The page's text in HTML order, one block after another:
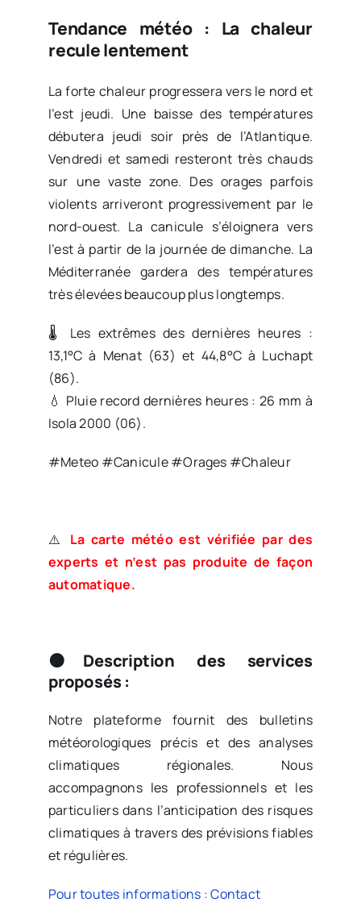
Tendance météo : La chaleur
recule lentement
La forte chaleur progressera vers le nord et
l’est jeudi. Une baisse des températures
débutera jeudi soir près de l’Atlantique.
Vendredi et samedi resteront très chauds
sur une vaste zone. Des orages parfois
violents arriveront progressivement par le
nord-ouest. La canicule s’éloignera vers
l’est à partir de la journée de dimanche. La
Méditerranée gardera des températures
très élevées beaucoup plus longtemps.
🌡️ Les extrêmes des dernières heures :
13,1°C à Menat (63) et 44,8°C à Luchapt
(86).
💧 Pluie record dernières heures : 26 mm à
Isola 2000 (06).
#Meteo #Canicule #Orages #Chaleur
⚠️ La carte météo est vérifiée par des
experts et n’est pas produite de façon
automatique.
🟠Description des services
proposés :
Notre plateforme fournit des bulletins
météorologiques précis et des analyses
climatiques régionales. Nous
accompagnons les professionnels et les
particuliers dans l’anticipation des risques
climatiques à travers des prévisions fiables
et régulières.
Pour toutes informations : Contact